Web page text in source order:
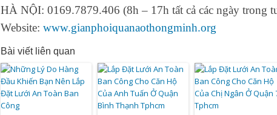
HÀ NỘI: 0169.7879.406 (8h – 17h tất cả các ngày trong
Website:www.gianphoiquanaothongminh.org
Bài viết liên quan